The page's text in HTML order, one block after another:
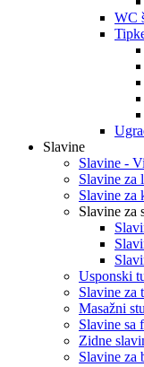
WC
Slavine
Slavine -
Slavine za
Slavine za
Slavine za
Usponski
Slavine za
Masažni
Slavine sa
Zidne
Slavine za